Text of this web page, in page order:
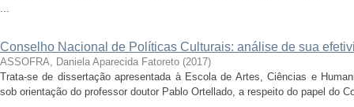
...
Conselho Nacional de Políticas Culturais: análise de sua
ASSOFRA, Daniela Aparecida Fatoreto (2017)
Trata-se de dissertação apresentada à Escola de Artes, Ciências e
sob orientação do professor doutor Pablo Ortellado, a respeito do papel do